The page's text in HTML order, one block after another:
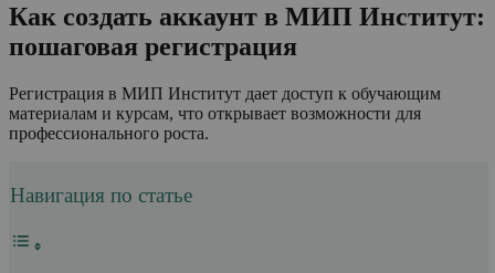
Как создать аккаунт в МИП Институт:
пошаговая регистрация
Регистрация в МИП Институт дает доступ к обучающим
материалам и курсам, что открывает возможности для
профессионального роста.
Навигация по статье